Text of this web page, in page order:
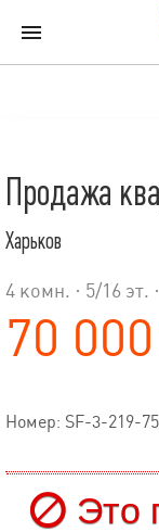
Продажа
Харьков
4 комн. · 5/16 эт.
70
Номер: SF-3-219-
Это